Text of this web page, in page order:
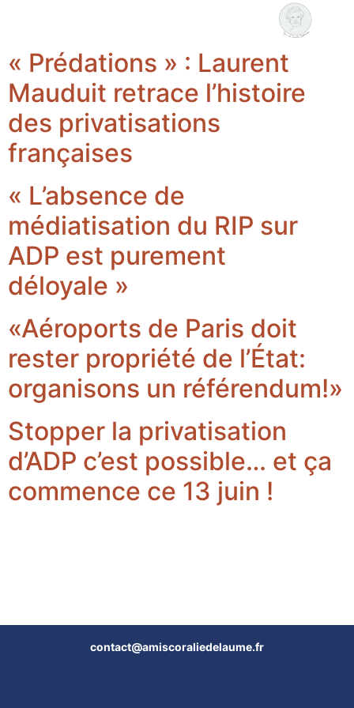
« Prédations » : Laurent
Mauduit retrace l’histoire
des privatisations
françaises
« L’absence de
médiatisation du RIP sur
ADP est purement
déloyale »
«Aéroports de Paris doit
rester propriété de l’État:
organisons un référendum!»
Stopper la privatisation
d’ADP c’est possible… et ça
commence ce 13 juin !
contact@amiscoraliedelaume.fr